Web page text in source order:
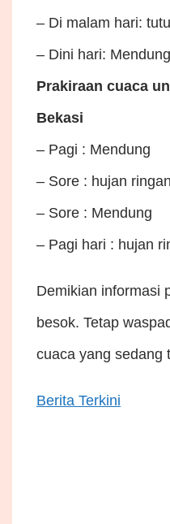
– Di malam hari:
– Dini hari: Mendung
Prakiraan cuaca
Bekasi
– Pagi : Mendung
– Sore : hujan ringan
– Sore : Mendung
– Pagi hari : hujan
Demikian informasi
besok. Tetap
cuaca yang sedang
Berita Terkini